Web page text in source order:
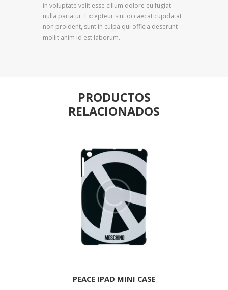
in voluptate velit esse cillum dolore eu fugiat
nulla pariatur. Excepteur sint occaecat cupidatat
non proident, sunt in culpa qui officia deserunt
mollit anim id est laborum.
PRODUCTOS
RELACIONADOS
PEACE IPAD MINI CASE